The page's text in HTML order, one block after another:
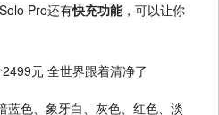
Pro还有快充功能，可以让你
蓝色、象牙白、灰色、红色、淡